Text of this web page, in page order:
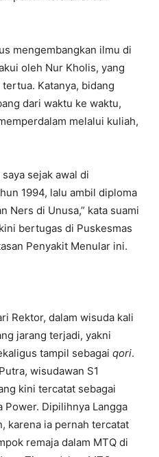
mengembangkan ilmu di
oleh Nur Kholis, yang
Katanya, bidang
dari waktu ke waktu,
melalui kuliah,
sejak awal di
1994, lalu ambil diploma
Ners di Unusa,” kata suami
bertugas di Puskesmas
Penyakit Menular ini.
Rektor, dalam wisuda kali
jarang terjadi, yakni
tampil sebagai qori.
wisudawan S1
kini tercatat sebagai
Power. Dipilihnya Langga
karena ia pernah tercatat
remaja dalam MTQ di